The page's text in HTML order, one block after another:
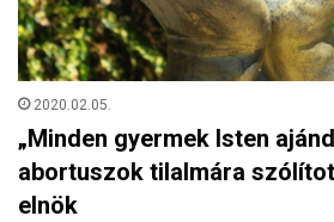
2020.02.05.
„Minden gyermek Isten
abortuszok tilalmára
elnök